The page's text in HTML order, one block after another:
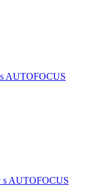
AUTOFOCUS
s AUTOFOCUS